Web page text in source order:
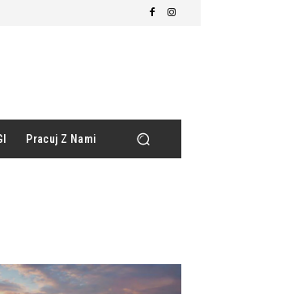
Pracuj Z Nami